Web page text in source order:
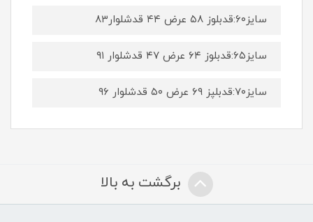
سایز۶۰:قدبلوز ۵۸ عرض ۴۴ قدشلوار۸۳
سایز۶۵:قدبلوز ۶۴ عرض ۴۷ قدشلوار ۹۱
سایز۷۰:قدبلپز ۶۹ عرض ۵۰ قدشلوار ۹۶
برگشت به بالا